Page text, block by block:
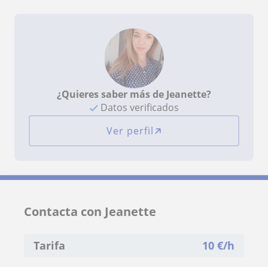
¿Quieres saber más de Jeanette?
Datos verificados
Ver perfil
Contacta con Jeanette
Tarifa 10 €/h